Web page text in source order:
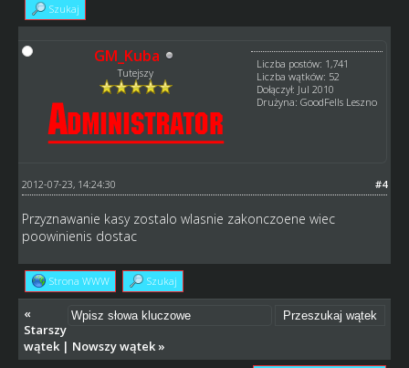
Szukaj
GM_Kuba
Tutejszy
Liczba postów: 1,741
Liczba wątków: 52
Dołączył: Jul 2010
Drużyna: GoodFells Leszno
#4
2012-07-23, 14:24:30
Przyznawanie kasy zostalo wlasnie zakonczoene wiec
poowinienis dostac
Strona WWW Szukaj
«
Starszy
wątek| Nowszy wątek»